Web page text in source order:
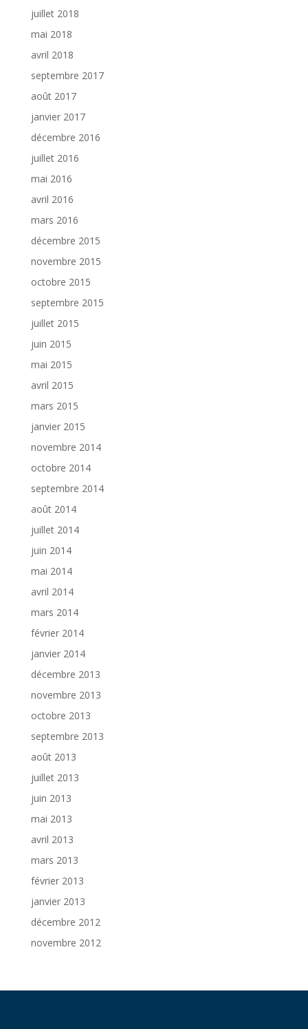
juillet 2018
mai 2018
avril 2018
septembre 2017
août 2017
janvier 2017
décembre 2016
juillet 2016
mai 2016
avril 2016
mars 2016
décembre 2015
novembre 2015
octobre 2015
septembre 2015
juillet 2015
juin 2015
mai 2015
avril 2015
mars 2015
janvier 2015
novembre 2014
octobre 2014
septembre 2014
août 2014
juillet 2014
juin 2014
mai 2014
avril 2014
mars 2014
février 2014
janvier 2014
décembre 2013
novembre 2013
octobre 2013
septembre 2013
août 2013
juillet 2013
juin 2013
mai 2013
avril 2013
mars 2013
février 2013
janvier 2013
décembre 2012
novembre 2012